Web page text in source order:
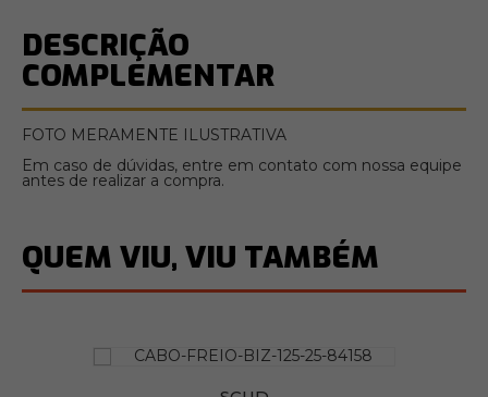
DESCRIÇÃO
COMPLEMENTAR
FOTO MERAMENTE ILUSTRATIVA
Em caso de dúvidas, entre em contato com nossa equipe
antes de realizar a compra.
QUEM VIU, VIU TAMBÉM